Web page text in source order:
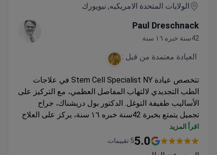
الولايات المتحدة الامريكيه, نيويورك
Paul Dreschnack
42سنة خبره ١٦ سنة
العيادة معتمدة من قبل :
تتخصص عيادة Stem Cell Specialist NY في علاجات
الطب التجديدي لالتهاب المفاصل العظمي، مع التركيز على
الأساليب طفيفة التوغل. الدكتور بول دريشناك، جراح
تجميل يتمتع بخبرة 42سنة خبره ١٦ سنة، يركز على العلاج
بالخلايا الجذعية وقد تم ترشيحه لجائزة نوبل في الطب
لعمله المبتكر. تقدم العيادة علاجات متقدمة للمرضى
اقرأ المزيد
5.05 تقييمات